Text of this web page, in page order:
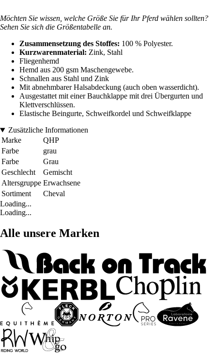
Möchten Sie wissen, welche Größe Sie für Ihr Pferd wählen sollten?
Sehen Sie sich die Größentabelle an.
Zusammensetzung des Stoffes: 100 % Polyester.
Kurzwarenmaterial: Zink, Stahl
Fliegenhemd
Hemd aus 200 gsm Maschengewebe.
Schnallen aus Stahl und Zink
Mit abnehmbarer Halsabdeckung (auch oben wasserdicht).
Ausgestattet mit einer Bauchklappe mit drei Übergurten und
Klettverschlüssen.
Elastische Beingurte, Schweifkordel und Schweifklappe
Zusätzliche Informationen
Marke
QHP
Farbe
grau
Farbe
Grau
Geschlecht
Gemischt
Altersgruppe Erwachsene
Sortiment
Cheval
Loading...
Loading...
Alle unsere Marken